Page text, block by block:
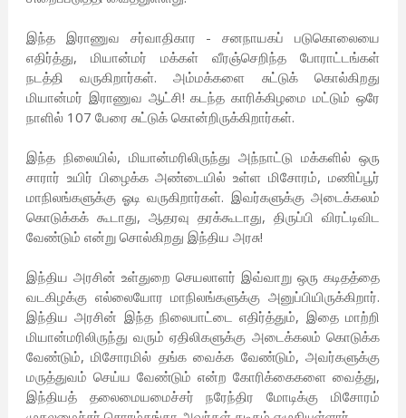
இந்த இராணுவ சர்வாதிகார - சனநாயகப் படுகொலையை
எதிர்த்து, மியான்மர் மக்கள் வீரஞ்செறிந்த போராட்டங்கள்
நடத்தி வருகிறார்கள். அம்மக்களை சுட்டுக் கொல்கிறது
மியான்மர் இராணுவ ஆட்சி! கடந்த காரிக்கிழமை மட்டும் ஒரே
நாளில் 107 பேரை சுட்டுக் கொன்றிருக்கிறார்கள்.
இந்த நிலையில், மியான்மரிலிருந்து அந்நாட்டு மக்களில் ஒரு
சாரார் உயிர் பிழைக்க அண்டையில் உள்ள மிசோரம், மணிப்பூர்
மாநிலங்களுக்கு ஓடி வருகிறார்கள். இவர்களுக்கு அடைக்கலம்
கொடுக்கக் கூடாது, ஆதரவு தரக்கூடாது, திருப்பி விரட்டிவிட
வேண்டும் என்று சொல்கிறது இந்திய அரசு!
இந்திய அரசின் உள்துறை செயலாளர் இவ்வாறு ஒரு கடிதத்தை
வடகிழக்கு எல்லையோர மாநிலங்களுக்கு அனுப்பியிருக்கிறார்.
இந்திய அரசின் இந்த நிலைபாட்டை எதிர்த்தும், இதை மாற்றி
மியான்மரிலிருந்து வரும் ஏதிலிகளுக்கு அடைக்கலம் கொடுக்க
வேண்டும், மிசோரமில் தங்க வைக்க வேண்டும், அவர்களுக்கு
மருத்துவம் செய்ய வேண்டும் என்ற கோரிக்கைகளை வைத்து,
இந்தியத் தலைமையமைச்சர் நரேந்திர மோடிக்கு மிசோரம்